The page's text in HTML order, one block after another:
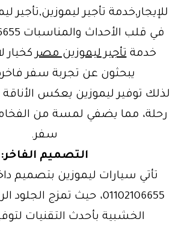
للإيجار,خدمة تأجير
خدمةتأجير ليموزين مصركخيار
يبحثون عن تجربة سفر
لذلك توفير ليموزين يعكس
رحلة، مما يضفي لمسة من
سفر.
التصميم الفاخر:
تأتي سيارات ليموزين بتصميم
01102106655، حيث تمزج
الخشبية بأحدث التقنيات